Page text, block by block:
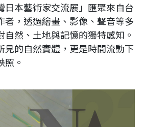
日本藝術家交流展」匯聚來自台
者，透過繪畫、影像、聲音等多
自然、土地與記憶的獨特感知。
見的自然實體，更是時間流動下
照。
立展線上電子書畫冊